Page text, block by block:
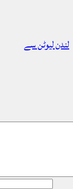
لندن لیوٹن سے